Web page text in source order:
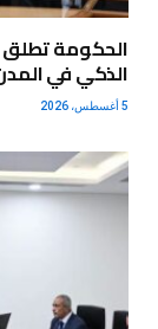
الحكومة
الذكي في
5 أغسطس، 2026